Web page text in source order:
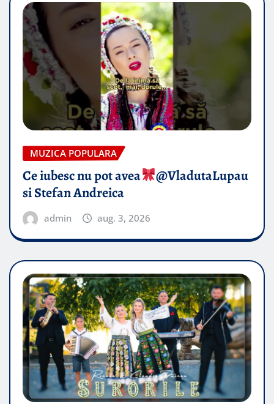
MUZICA POPULARA
Ce iubesc nu pot avea
​@VladutaLupau
si Stefan Andreica
admin aug. 3, 2026